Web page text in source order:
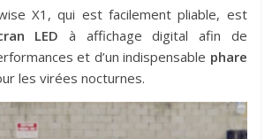
X1, qui est facilement pliable, est
LED à affichage digital afin de
et d’un indispensable phare
les virées nocturnes.